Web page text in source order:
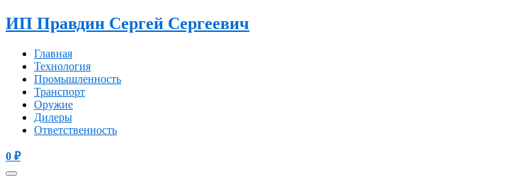
ИП Правдин Сергей Сергеевич
Главная
Технология
Промышленность
Транспорт
Оружие
Дилеры
Ответственность
0 ₽